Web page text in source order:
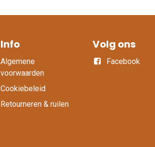
Info
Algemene
voorwaarden
Cookiebeleid
Retourneren & ruilen
Volg ons
Facebook